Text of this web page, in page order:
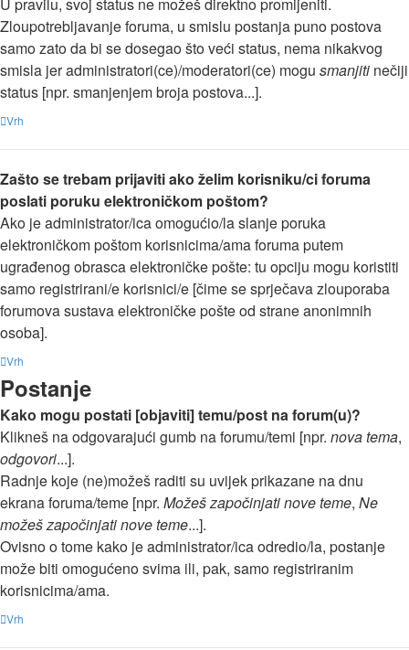
Zloupotrebljavanje foruma, u smislu postanja puno postova
samo zato da bi se dosegao što veći status, nema nikakvog
smisla jer administratori(ce)/moderatori(ce) mogu smanjiti nečiji
status [npr. smanjenjem broja postova...].
Vrh
Zašto se trebam prijaviti ako želim korisniku/ci foruma
poslati poruku elektroničkom poštom?
Ako je administrator/ica omogućio/la slanje poruka
elektroničkom poštom korisnicima/ama foruma putem
ugrađenog obrasca elektroničke pošte: tu opciju mogu koristiti
samo registrirani/e korisnici/e [čime se sprječava zlouporaba
forumova sustava elektroničke pošte od strane anonimnih
osoba].
Vrh
Postanje
Kako mogu postati [objaviti] temu/post na forum(u)?
Klikneš na odgovarajući gumb na forumu/temi [npr. nova tema,
odgovori...].
Radnje koje (ne)možeš raditi su uvijek prikazane na dnu
ekrana foruma/teme [npr. Možeš započinjati nove teme, Ne
možeš započinjati nove teme...].
Ovisno o tome kako je administrator/ica odredio/la, postanje
može biti omogućeno svima ili, pak, samo registriranim
korisnicima/ama.
Vrh